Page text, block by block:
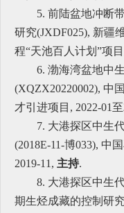
5. 前陆盆地冲断
研究(JXDF025), 新疆
程“天池百人计划”项
6. 渤海湾盆地中
(XQZX20220002), 中
才引进项目, 2022-01至
7. 大港探区中生
(2018E-11-博033), 中
2019-11, 主持.
8. 大港探区中生
期生烃成藏的控制研